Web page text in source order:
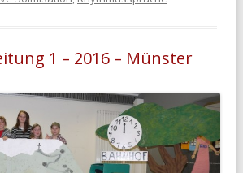
1 – 2016 – Münster